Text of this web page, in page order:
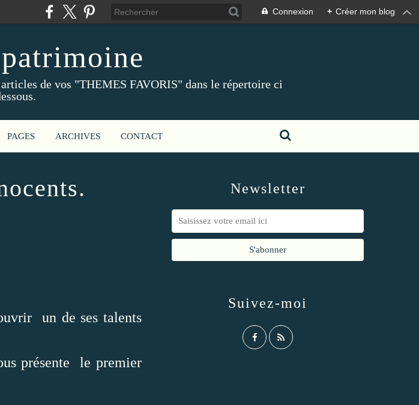
Connexion + Créer mon blog
de vos "THEMES FAVORIS" dans le répertoire ci
PAGES ARCHIVES CONTACT
un de ses talents
présente le premier
Newsletter
Suivez-moi